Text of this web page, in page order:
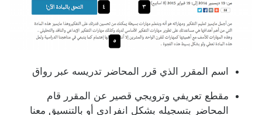
اسم المقرر الذي قرر المحاضر تدريسه عبر رواق
مقطع تعريفي وترويجي قصير عن المقرر قام
المحاضر بتسجيله بشكل انفرادي أو بالتنسيق معنا